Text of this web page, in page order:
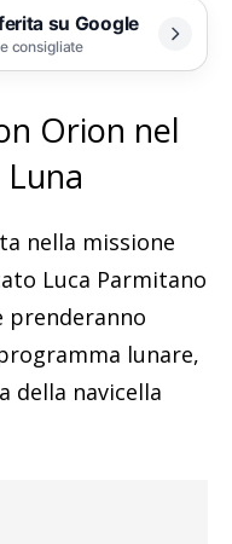
su Google
consigliate
Orion nel
nella missione
Luca Parmitano
lunare,
della navicella